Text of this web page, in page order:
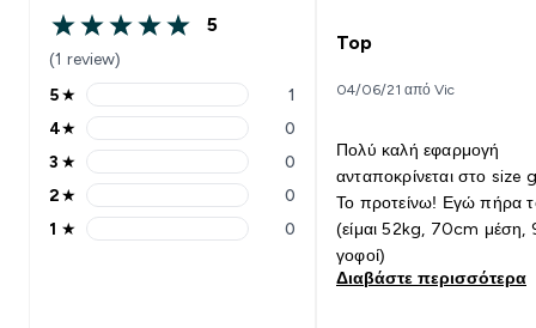
5 out of 5 stars
5
(1 review)
5 stars rating 1 reviews
5★ 1
4 stars rating 0 reviews
4★ 0
3 stars rating 0 reviews
3 ★ 0
2 stars rating 0 reviews
2★ 0
1 stars rating 0 reviews
1 ★ 0
Top
04/06/21 από Vic
Πολύ καλή εφαρμογή
ανταποκρίνεται στο size
Το προτείνω! Εγώ πήρα
(είμαι 52kg, 70cm μέση,
γοφοί)
Διαβάστε περισσότερα